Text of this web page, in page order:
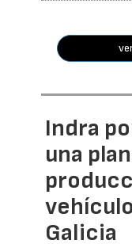
Indra
una
Galicia